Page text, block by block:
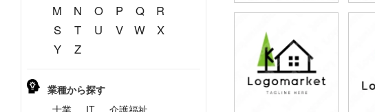
M
N O P Q
R
S
T U V W
X
Y
Z
業種から探す
士業
IT
介護福祉
79,800円
(税込87,780円)